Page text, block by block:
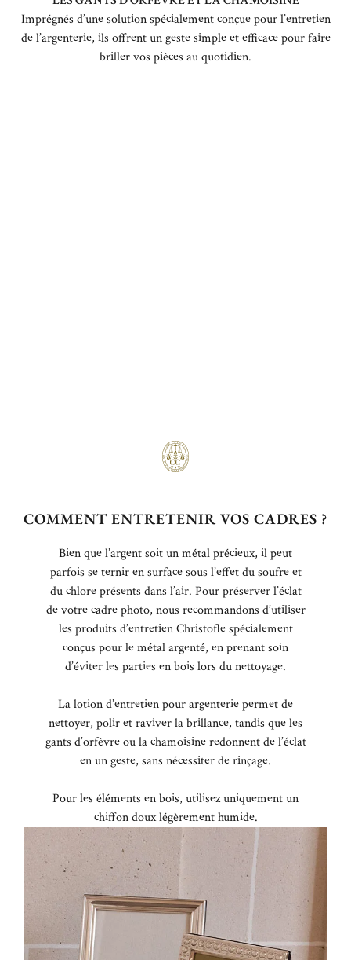
Imprégnés d’une solution spécialement conçue pour l’entretien
de l’argenterie, ils offrent un geste simple et efficace pour faire
briller vos pièces au quotidien.
COMMENT ENTRETENIR VOS CADRES ?
Bien que l’argent soit un métal précieux, il peut
parfois se ternir en surface sous l’effet du soufre et
du chlore présents dans l’air. Pour préserver l’éclat
de votre cadre photo, nous recommandons d’utiliser
les produits d’entretien Christofle spécialement
conçus pour le métal argenté, en prenant soin
d’éviter les parties en bois lors du nettoyage.
La lotion d’entretien pour argenterie permet de
nettoyer, polir et raviver la brillance, tandis que les
gants d’orfèvre ou la chamoisine redonnent de l’éclat
en un geste, sans nécessiter de rinçage.
Pour les éléments en bois, utilisez uniquement un
chiffon doux légèrement humide.